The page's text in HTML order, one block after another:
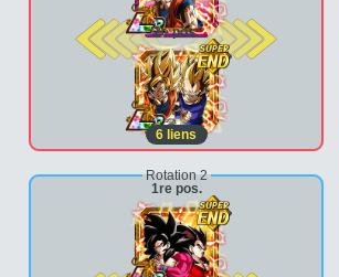
2e pos.
6 liens
Rotation 2
1re pos.